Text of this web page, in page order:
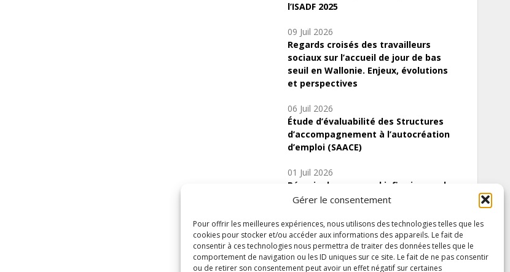
Gérer le consentement
Pour offrir les meilleures expériences, nous utilisons des technologies telles que les
cookies pour stocker et/ou accéder aux informations des appareils. Le fait de
consentir à ces technologies nous permettra de traiter des données telles que le
comportement de navigation ou les ID uniques sur ce site. Le fait de ne pas consentir
ou de retirer son consentement peut avoir un effet négatif sur certaines
l’ISADF 2025
09 Juil 2026
Regards croisés des travailleurs
sociaux sur l’accueil de jour de bas
seuil en Wallonie. Enjeux, évolutions
et perspectives
06 Juil 2026
Étude d’évaluabilité des Structures
d’accompagnement à l’autocréation
d’emploi (SAACE)
01 Juil 2026
Pénurie du personnel infirmier :quels
indicateurs d’offre de soins pour
Inscrivez-vous à notre newsletter